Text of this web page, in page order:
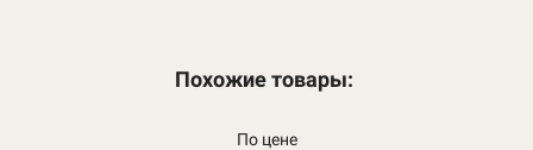
Похожие товары:
По цене